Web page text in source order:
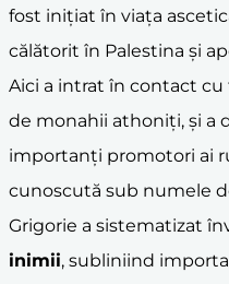
fost inițiat în viața
călătorit în Palestina și
Aici a intrat în contact cu
de monahii athoniți, și a
importanți promotori ai
cunoscută sub numele
Grigorie a sistematizat
inimii, subliniind